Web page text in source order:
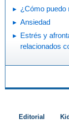
¿Cómo puedo
Ansiedad
Estrés y
relacionados
Editorial